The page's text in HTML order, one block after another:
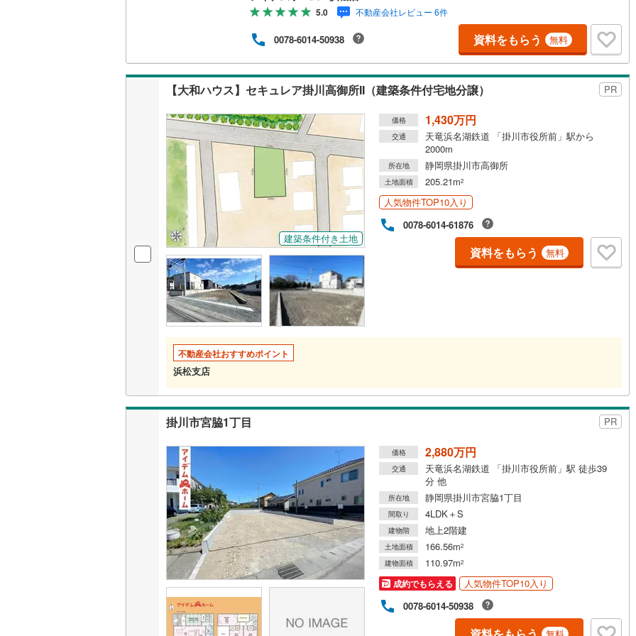
営業を心掛けております～**～**～■弊社店舗について駐車場完備、キッズコー
ナーも併設しておりますのでお子様連れでもご安心下さい。■ご案内について現
地でのお待ち合わせや弊社までご来店して頂きご案内も可能です。■住宅ローン
について弊社では豊富な販売実績により、お客様のご希望や条件に合う最適な
住宅ローン商品のご提案をさせて頂きます。また、以下のようなご相談も是非
ご相談下さい。・勤続年数が短い方、自営業者の方・車のローンやクレジッ
ト、キャッシングの借入がある方・自己資金がない、支払いに不安のある方何
でもご相談下さい。
5.0 不動産会社レビュー 6件
0078-6014-50938 資料をもらう 無料
【大和ハウス】セキュレア掛川高御所II（建築条件付宅地分譲） PR
建築条件付き土地
価格 1,430万円
交通
天竜浜名湖鉄道 「掛川市役所前」駅から
2000m
所在地 静岡県掛川市高御所
土地面積 205.21m2
人気物件TOP10入り
0078-6014-61876
資料をもらう 無料
不動産会社おすすめポイント
浜松支店
掛川市宮脇1丁目 PR
価格 2,880万円
交通
天竜浜名湖鉄道 「掛川市役所前」駅 徒歩39
分 他
所在地 静岡県掛川市宮脇1丁目
間取り 4LDK＋S
建物階 地上2階建
土地面積 166.56m2
建物面積 110.97m2
成約でもらえる
人気物件TOP10入り
0078-6014-50938